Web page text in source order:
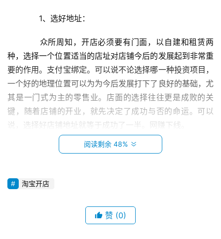
1、选好地址：
众所周知，开店必须要有门面，以自建和租赁两
种，选择一个位置适当的店址对店铺今后的发展起到非常重
要的作用。支付宝绑定。可以说不论选择哪一种投资项目，
一个好的地理位置可以为为今后发展打下了良好的基础，尤
其是一门式为主的零售业。店面的选择往往更是成败的关
键，随着店铺的开业，就先决定了成功与否的命运。可以
说，选择好店铺地址就等于成功了一半。网赚下线。
2、错位经营：
位经营的同时，不必限于商品本身，诚恳的态度、个性化的
铺，若要顾客走进你的店铺，你就要独具特钯，显出与众不
阅读剩余 48%
淘宝开店
赞 (0)